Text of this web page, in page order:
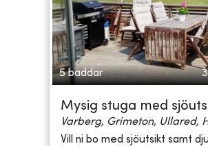
5 bäddar
Mysig stuga med
Varberg, Grimeton, Ullared,
Vill ni bo med sjöutsikt samt